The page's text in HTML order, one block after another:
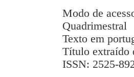
Modo de
Quadrimestral
Texto em
Título extraído
ISSN: 2525-